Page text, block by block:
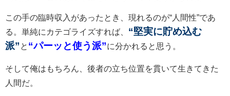
この手の臨時収入があったとき、現れるのが“人間性”であ
る。単純にカテゴライズすれば、 “堅実に貯め込む
派” と “パーッと使う派”に分かれると思う。
そして俺はもちろん、後者の立ち位置を貫いて生きてきた
人間だ。